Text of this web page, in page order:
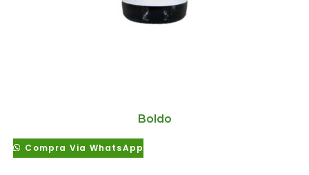
Boldo
Compra Via WhatsApp